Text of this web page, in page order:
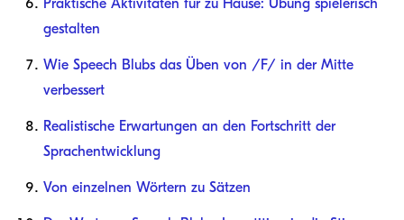
Praktische Aktivitäten für zu Hause: Übung spielerisch
gestalten
Wie Speech Blubs das Üben von /F/ in der Mitte
verbessert
Realistische Erwartungen an den Fortschritt der
Sprachentwicklung
Von einzelnen Wörtern zu Sätzen